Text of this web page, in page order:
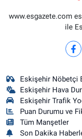
www.esgazete.com
ile
Eskişehir Nöbetçi
Eskişehir Hava
Eskişehir Trafik
Puan Durumu ve
Tüm Manşetler
Son Dakika